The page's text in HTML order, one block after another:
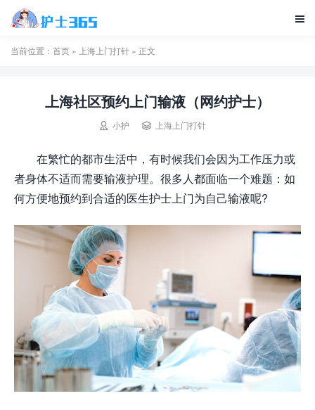

当前位置： 首页 » 上海上门打针 » 正文
上海社区预约上门输液（网约护士）
 小护  上海上门打针
在繁忙的都市生活中，有时候我们会因为工作压力或
者身体不适而需要输液护理。很多人都面临一个难题：如
何方便地预约到合适的医生护士上门为自己输液呢?